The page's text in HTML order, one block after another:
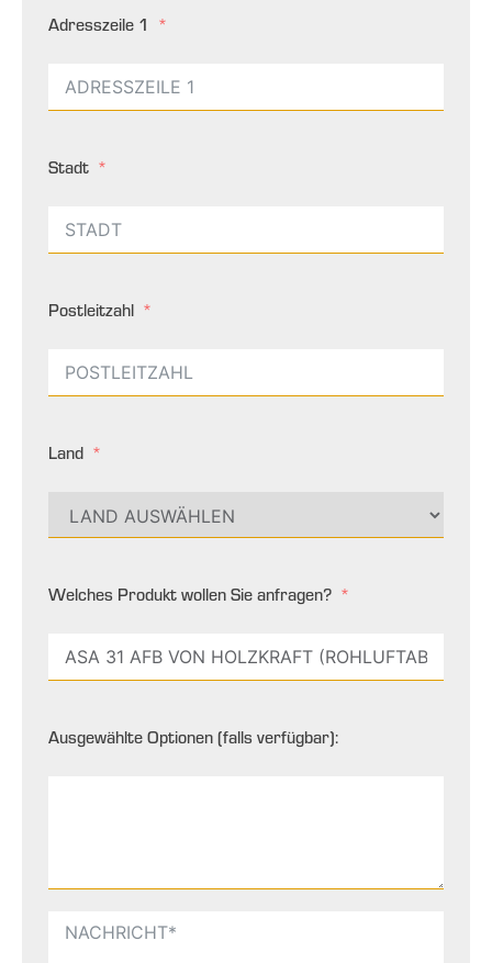
Adresszeile 1
Stadt
Postleitzahl
Land
Welches Produkt wollen Sie anfragen?
Ausgewählte Optionen (falls verfügbar):